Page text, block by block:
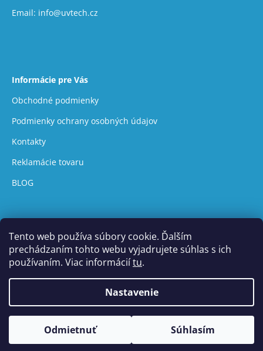
Tento web používa súbory cookie. Ďalším
prechádzaním tohto webu vyjadrujete súhlas s ich
používaním. Viac informáciítu.
Nastavenie
Odmietnuť Súhlasím
Email: info@uvtech.cz
Informácie pre Vás
Obchodné podmienky
Podmienky ochrany osobných údajov
Kontakty
Reklamácie tovaru
BLOG
Vytvoril Shoptet
UVtech. Všetky práva vyhradené.
Upraviť nastavenie cookies